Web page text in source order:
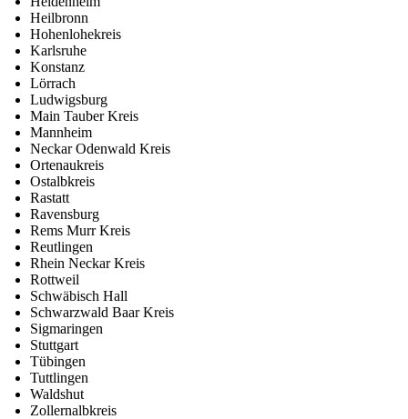
Heilbronn
Hohenlohekreis
Karlsruhe
Konstanz
Lörrach
Ludwigsburg
Main Tauber Kreis
Mannheim
Neckar Odenwald Kreis
Ortenaukreis
Ostalbkreis
Rastatt
Ravensburg
Rems Murr Kreis
Reutlingen
Rhein Neckar Kreis
Rottweil
Schwäbisch Hall
Schwarzwald Baar Kreis
Sigmaringen
Stuttgart
Tübingen
Tuttlingen
Waldshut
Zollernalbkreis